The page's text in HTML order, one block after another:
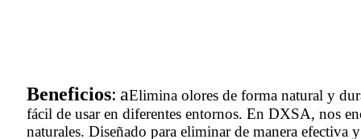
Beneficios: aElimina olores de forma natural y
fácil de usar en diferentes entornos. En DXSA, nos
naturales. Diseñado para eliminar de manera